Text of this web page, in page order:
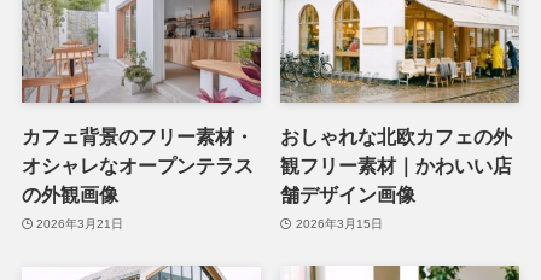
カフェ背景のフリー素材・
オシャレなオープンテラス
の外観画像
2026年3月21日
おしゃれな北欧カフェの外
観フリー素材｜かわいい店
舗デザイン画像
2026年3月15日